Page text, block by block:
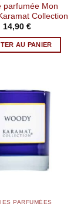
parfumée Mon
Collection
14,90 €
AU PANIER
PARFUMÉES